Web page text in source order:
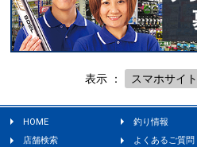
表示 ： スマホサイト
HOME 釣り情報
店舗検索
よくあるご質問